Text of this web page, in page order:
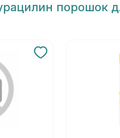
порошок